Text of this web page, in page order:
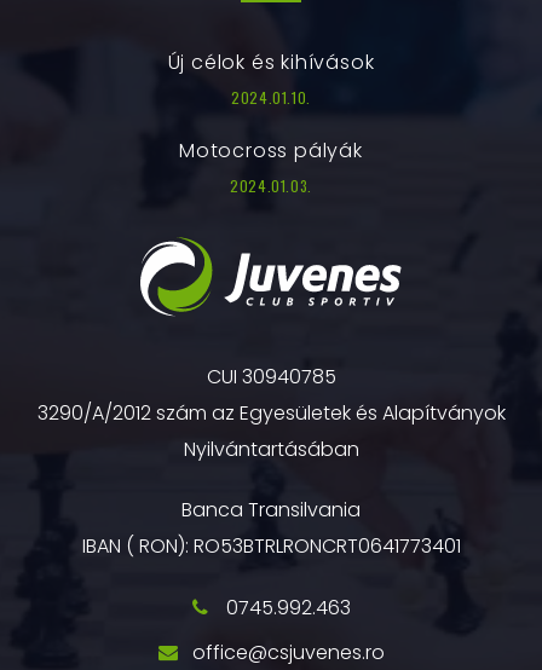
Új célok és kihívások
2024.01.10.
Motocross pályák
2024.01.03.
CUI 30940785
3290/A/2012 szám az Egyesületek és Alapítványok
Nyilvántartásában
Banca Transilvania
IBAN ( RON): RO53BTRLRONCRT0641773401
0745.992.463
office@csjuvenes.ro